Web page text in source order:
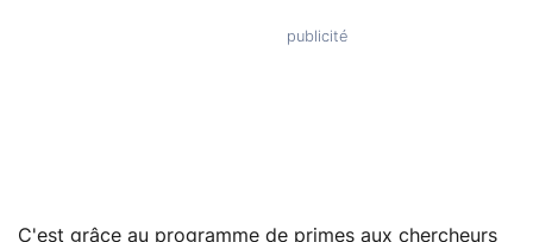
C'est grâce au programme de primes aux chercheurs